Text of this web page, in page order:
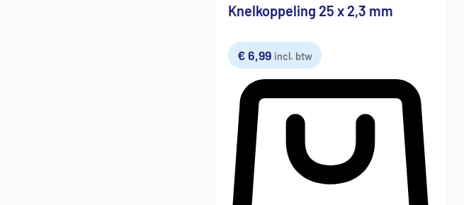
Knelkoppeling 25 x 2,3 mm
€ 6,99 incl. btw